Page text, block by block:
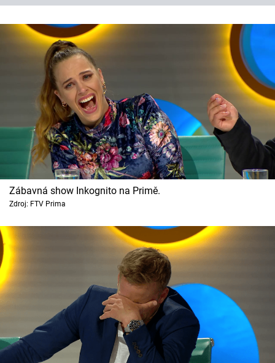
Zábavná show Inkognito na Primě.
Zdroj: FTV Prima